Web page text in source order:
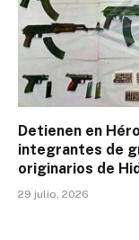
Detienen en
integrantes de
originarios de
29 julio, 2026